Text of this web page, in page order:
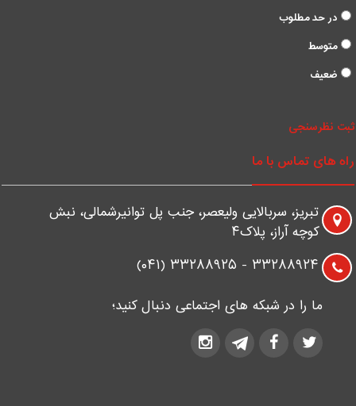
در حد مطلوب
متوسط
ضعیف
نظرسنجی
های تماس با ما
تبریز، سربالایی ولیعصر، جنب پل توانیرشمالی، نبش
کوچه آراز، پلاک۴
۳۳۲۸۸۹۲۴ - ۳۳۲۸۸۹۲۵ (۰۴۱)
ما را در شبکه های اجتماعی دنبال کنید؛